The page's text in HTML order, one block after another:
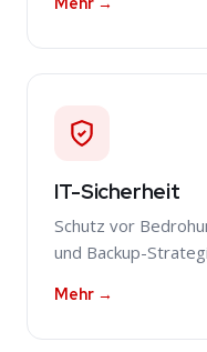
IT-Sicherheit
Schutz vor
und Backup-
Mehr →